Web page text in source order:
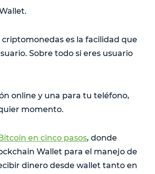
es la facilidad que
Sobre todo si eres usuario
online y una para tu teléfono,
momento.
en cinco pasos, donde
Wallet para el manejo de
dinero desde wallet tanto en